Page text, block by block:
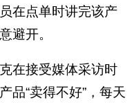
在点单时讲完该产
避开。
在接受媒体采访时
品“卖得不好”，每天